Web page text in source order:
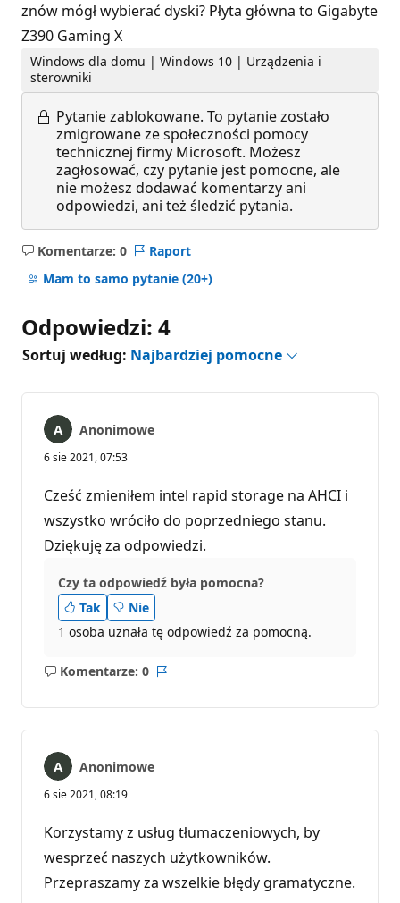
znów mógł wybierać dyski? Płyta główna to Gigabyte
Z390 Gaming X
Windows dla domu | Windows 10 | Urządzenia i
sterowniki
Pytanie zablokowane. To pytanie zostało
zmigrowane ze społeczności pomocy
technicznej firmy Microsoft. Możesz
zagłosować, czy pytanie jest pomocne, ale
nie możesz dodawać komentarzy ani
odpowiedzi, ani też śledzić pytania.
Komentarze: 0
Brak
komentarzy
Raport
Mam to samo pytanie (20+)
Odpowiedzi: 4
Sortuj według: Najbardziej pomocne
Anonimowe
6 sie 2021, 07:53
Cześć zmieniłem intel rapid storage na AHCI i
wszystko wróciło do poprzedniego stanu.
Dziękuję za odpowiedzi.
Czy ta odpowiedź była pomocna?
Tak
Nie
1 osoba uznała tę odpowiedź za pomocną.
Komentarze: 0
Brak
Anonimowe
6 sie 2021, 08:19
Korzystamy z usług tłumaczeniowych, by
wesprzeć naszych użytkowników.
Przepraszamy za wszelkie błędy gramatyczne.